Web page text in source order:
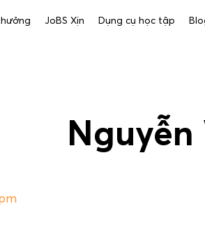
JoBS Xịn Dụng cụ học tập
Nguyễn